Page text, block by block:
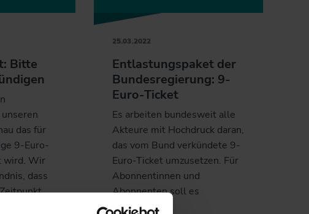
Bitte
das für
9-Euro-
wird. Wir
dass
25.03.2022
Entlastungspaket der
Bundesregierung: 9-
Euro-Ticket
Es arbeiten bundesweit alle
Akteure mit Hochdruck daran,
das vom Bund verkündete 9-
Euro-Ticket umzusetzen. Für
Abonnentinnen und
Abonnenten soll es
grundsätzlich